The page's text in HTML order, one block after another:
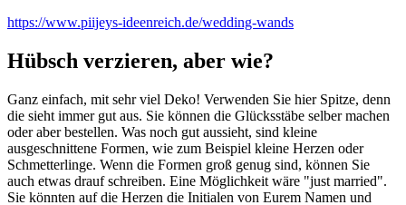
https://www.piijeys-ideenreich.de/wedding-wands
Hübsch verzieren, aber wie?
Ganz einfach, mit sehr viel Deko! Verwenden Sie hier Spitze, denn
die sieht immer gut aus. Sie können die Glücksstäbe selber machen
oder aber bestellen. Was noch gut aussieht, sind kleine
ausgeschnittene Formen, wie zum Beispiel kleine Herzen oder
Schmetterlinge. Wenn die Formen groß genug sind, können Sie
auch etwas drauf schreiben. Eine Möglichkeit wäre "just married".
Sie könnten auf die Herzen die Initialen von Eurem Namen und